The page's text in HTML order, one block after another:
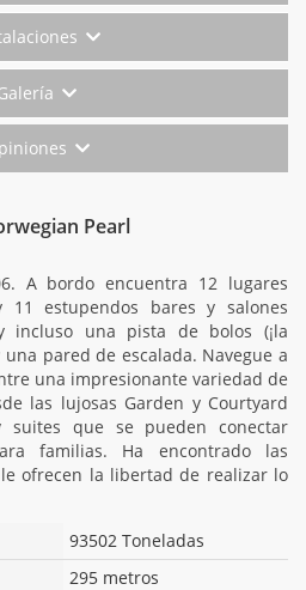
Pearl
A bordo encuentra 12 lugares
estupendos bares y salones
incluso una pista de bolos (¡la
pared de escalada. Navegue a
una impresionante variedad de
las lujosas Garden y Courtyard
suites que se pueden conectar
familias. Ha encontrado las
ofrecen la libertad de realizar lo
93502 Toneladas
295 metros